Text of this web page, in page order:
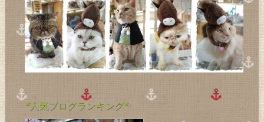
*人気ブログランキング*